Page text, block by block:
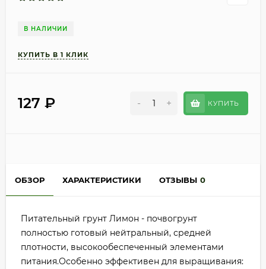
В НАЛИЧИИ
127 ₽ - + КУПИТЬ
ОБЗОР ХАРАКТЕРИСТИКИ ОТЗЫВЫ 0
Питательный грунт Лимон - почвогрунт
полностью готовый нейтральный, средней
плотности, высокообеспеченный элементами
питания.Особенно эффективен для выращивания: